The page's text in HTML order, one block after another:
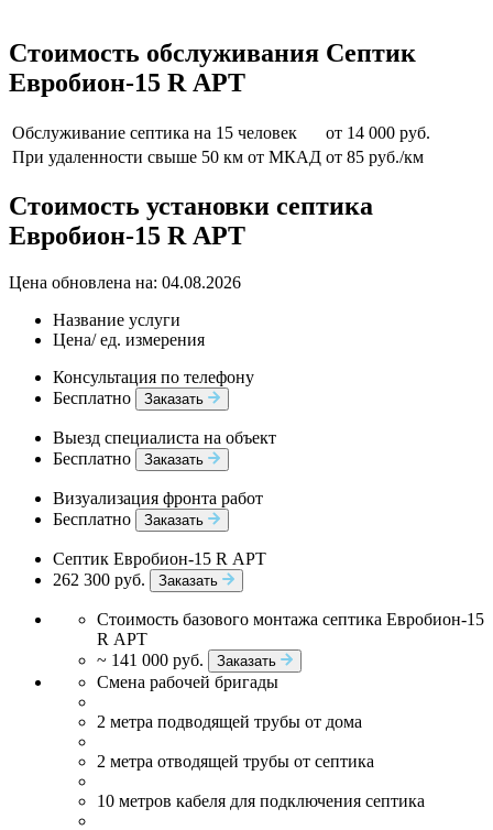
Стоимость обслуживания Септик
Евробион-15 R АРТ
Обслуживание септика на 15 человек
от 14 000 руб.
При удаленности свыше 50 км от МКАД от 85 руб./км
Стоимость установки септика
Евробион-15 R АРТ
Цена обновлена на: 04.08.2026
Название услуги
Цена/ ед. измерения
Консультация по телефону
Бесплатно
Заказать
Выезд специалиста на объект
Бесплатно
Заказать
Визуализация фронта работ
Бесплатно
Заказать
Септик Евробион-15 R АРТ
262 300 руб.
Заказать
Стоимость базового монтажа септика Евробион-15
R АРТ
~ 141 000 руб.
Заказать
Смена рабочей бригады
2 метра подводящей трубы от дома
2 метра отводящей трубы от септика
10 метров кабеля для подключения септика